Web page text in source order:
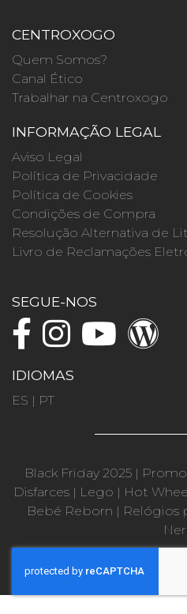
CENTROXOGO
Quem Somos?
Canal Ético
Trabalhar na Centroxogo
INFORMAÇÃO LEGAL
Aviso Legal
Política de Privacidade
Política de Cookies
Condições de Compra
Resolução Alternativa de
Livro de Reclamações
SEGUE-NOS
IDIOMAS
ES | PT
Black Friday 2025 |
Disfarces| Lego | Hot
Bebé Reborn | Relógios